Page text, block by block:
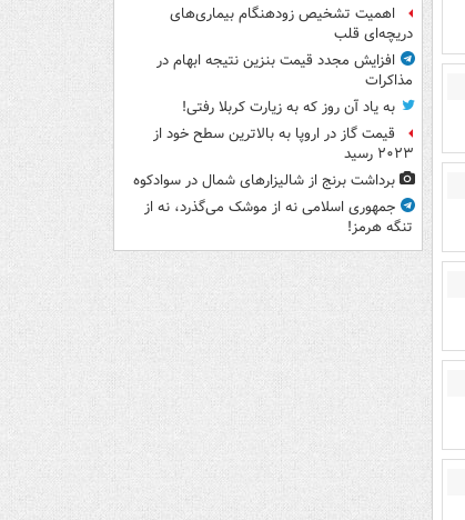
اهمیت تشخیص زودهنگام بیماری‌های
دریچه‌ای قلب
افزایش مجدد قیمت بنزین نتیجه ابهام در
مذاکرات
به یاد آن روز که به زیارت کربلا رفتی!
قیمت گاز در اروپا به بالاترین سطح خود از
۲۰۲۳ رسید
برداشت برنج از شالیزارهای شمال در سوادکوه
جمهوری اسلامی نه از موشک می‌گذرد، نه از
تنگه هرمز!